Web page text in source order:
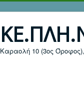
Καραολή 10 (3ος